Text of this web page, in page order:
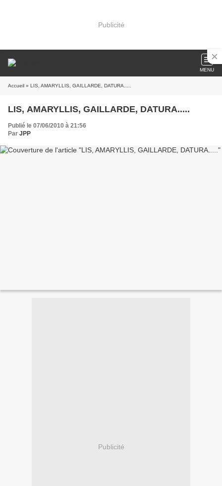
Publicité
MENU
Accueil » LIS, AMARYLLIS, GAILLARDE, DATURA.....
LIS, AMARYLLIS, GAILLARDE, DATURA.....
Publié le 07/06/2010 à 21:56
Par JPP
Publicité